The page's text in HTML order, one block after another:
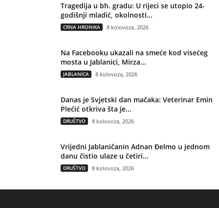
Tragedija u bh. gradu: U rijeci se utopio 24-
godišnji mladić, okolnosti...
CRNA HRONIKA 8 kolovoza, 2026
Na Facebooku ukazali na smeće kod visećeg
mosta u Jablanici, Mirza...
JABLANICA 8 kolovoza, 2026
Danas je Svjetski dan mačaka: Veterinar Emin
Plećić otkriva šta je...
DRUŠTVO 8 kolovoza, 2026
Vrijedni Jablaničanin Adnan Đelmo u jednom
danu čistio ulaze u četiri...
DRUŠTVO 8 kolovoza, 2026